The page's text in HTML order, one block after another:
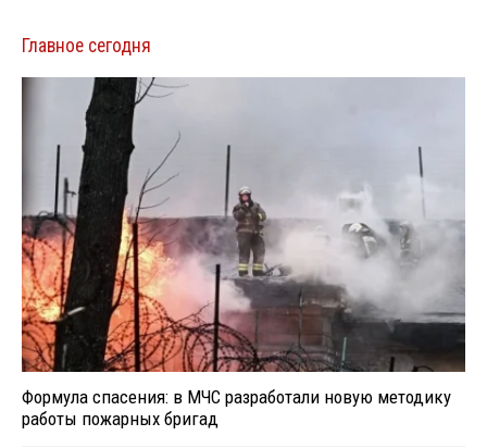
Главное сегодня
Формула спасения: в МЧС разработали новую методику
работы пожарных бригад